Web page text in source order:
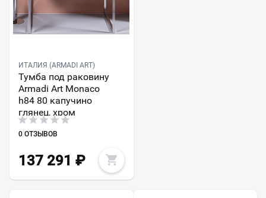
ИТАЛИЯ (ARMADI ART)
Тумба под раковину
Armadi Art Monaco
h84 80 капучино
глянец, хром
0 ОТЗЫВОВ
137 291 ₽